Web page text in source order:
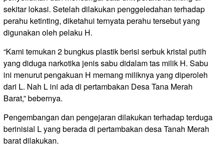
sekitar lokasi. Setelah dilakukan penggeledahan terhadap
perahu ketinting, diketahui ternyata perahu tersebut yang
digunakan oleh pelaku H.
“Kami temukan 2 bungkus plastik berisi serbuk kristal putih
yang diduga narkotika jenis sabu didalam tas milik H. Sabu
ini menurut pengakuan H memang miliknya yang diperoleh
dari L. Nah L ini ada di pertambakan Desa Tana Merah
Barat,” bebernya.
Pengembangan dan pengejaran dilakukan terhadap terduga
berinisial L yang berada di pertambakan desa Tanah Merah
barat dilakukan.